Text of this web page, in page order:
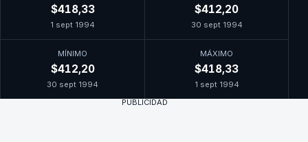
$418,33
1 sept 1994
$412,20
30 sept 1994
MÍNIMO
$412,20
30 sept 1994
MÁXIMO
$418,33
1 sept 1994
PUBLICIDAD